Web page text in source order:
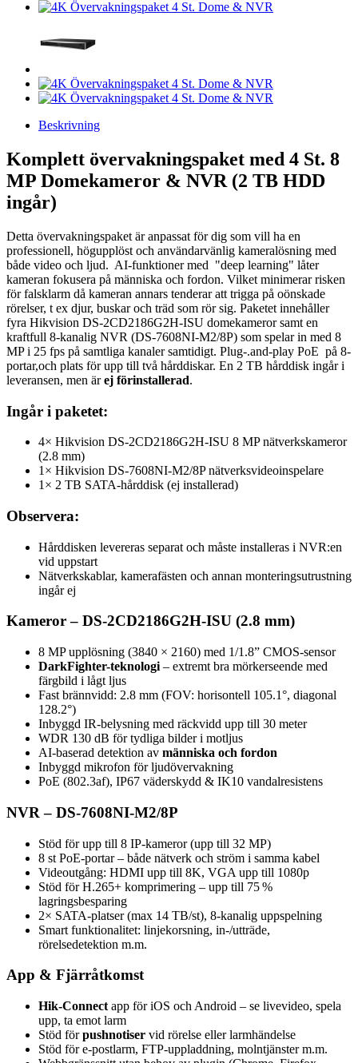
Beskrivning
Komplett övervakningspaket med 4 St. 8
MP Domekameror & NVR (2 TB HDD
ingår)
Detta övervakningspaket är anpassat för dig som vill ha en
professionell, högupplöst och användarvänlig kameralösning med
både video och ljud. AI-funktioner med "deep learning" låter
kameran fokusera på människa och fordon. Vilket minimerar risken
för falsklarm då kameran annars tenderar att trigga på oönskade
rörelser, t ex djur, buskar och träd som rör sig. Paketet innehåller
fyra Hikvision DS-2CD2186G2H-ISU domekameror samt en
kraftfull 8-kanalig NVR (DS-7608NI-M2/8P) som spelar in med 8
MP i 25 fps på samtliga kanaler samtidigt. Plug-.and-play PoE på 8-
portar,och plats för upp till två hårddiskar. En 2 TB hårddisk ingår i
leveransen, men ärej förinstallerad.
Ingår i paketet:
4× Hikvision DS-2CD2186G2H-ISU 8 MP nätverkskameror
(2.8 mm)
1× Hikvision DS-7608NI-M2/8P nätverksvideoinspelare
1× 2 TB SATA-hårddisk (ej installerad)
Observera:
Hårddisken levereras separat och måste installeras i NVR:en
vid uppstart
Nätverkskablar, kamerafästen och annan monteringsutrustning
ingår ej
Kameror – DS-2CD2186G2H-ISU (2.8 mm)
8 MP upplösning (3840 × 2160) med 1/1.8” CMOS-sensor
DarkFighter-teknologi – extremt bra mörkerseende med
färgbild i lågt ljus
Fast brännvidd: 2.8 mm (FOV: horisontell 105.1°, diagonal
128.2°)
Inbyggd IR-belysning med räckvidd upp till 30 meter
WDR 130 dB för tydliga bilder i motljus
AI-baserad detektion av människa och fordon
Inbyggd mikrofon för ljudövervakning
PoE (802.3af), IP67 väderskydd & IK10 vandalresistens
NVR – DS-7608NI-M2/8P
Stöd för upp till 8 IP-kameror (upp till 32 MP)
8 st PoE-portar – både nätverk och ström i samma kabel
Videoutgång: HDMI upp till 8K, VGA upp till 1080p
Stöd för H.265+ komprimering – upp till 75 %
lagringsbesparing
2× SATA-platser (max 14 TB/st), 8-kanalig uppspelning
Smart funktionalitet: linjekorsning, in-/utträde,
rörelsedetektion m.m.
App & Fjärråtkomst
Hik-Connect app för iOS och Android – se livevideo, spela
upp, ta emot larm
Stöd förpushnotiser vid rörelse eller larmhändelse
Stöd för e-postlarm, FTP-uppladdning, molntjänster m.m.